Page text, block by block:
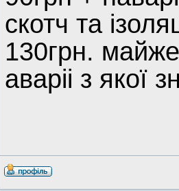
скотч та
130грн.
аваріі з якої